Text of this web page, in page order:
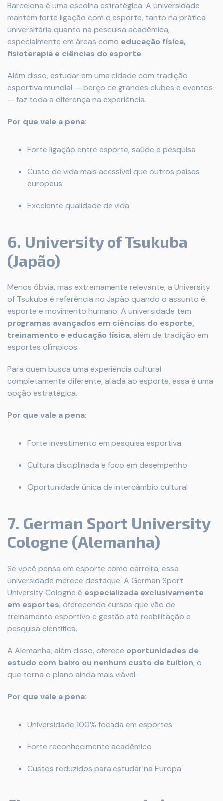
Barcelona é uma escolha estratégica. A universidade
mantém forte ligação com o esporte, tanto na prática
universitária quanto na pesquisa acadêmica,
especialmente em áreas como educação física,
fisioterapia e ciências do esporte.
Além disso, estudar em uma cidade com tradição
esportiva mundial — berço de grandes clubes e eventos
— faz toda a diferença na experiência.
Por que vale a pena:
Forte ligação entre esporte, saúde e pesquisa
Custo de vida mais acessível que outros países
europeus
Excelente qualidade de vida
6. University of Tsukuba
(Japão)
Menos óbvia, mas extremamente relevante, a University
of Tsukuba é referência no Japão quando o assunto é
esporte e movimento humano. A universidade tem
programas avançados em ciências do esporte,
treinamento e educação física, além de tradição em
esportes olímpicos.
Para quem busca uma experiência cultural
completamente diferente, aliada ao esporte, essa é uma
opção estratégica.
Por que vale a pena:
Forte investimento em pesquisa esportiva
Cultura disciplinada e foco em desempenho
Oportunidade única de intercâmbio cultural
7. German Sport University
Cologne (Alemanha)
Se você pensa em esporte como carreira, essa
universidade merece destaque. A German Sport
University Cologne é especializada exclusivamente
em esportes, oferecendo cursos que vão de
treinamento esportivo e gestão até reabilitação e
pesquisa científica.
A Alemanha, além disso, oferece oportunidades de
estudo com baixo ou nenhum custo de tuition, o
que torna o plano ainda mais viável.
Por que vale a pena:
Universidade 100% focada em esportes
Forte reconhecimento acadêmico
Custos reduzidos para estudar na Europa